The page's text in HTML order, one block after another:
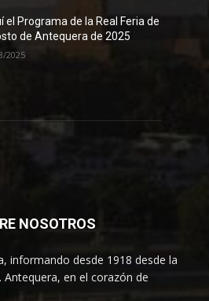
el Programa de la Real Feria de
de Antequera de 2025
2025
NOSOTROS
informando desde 1918 desde la
Antequera, en el corazón de